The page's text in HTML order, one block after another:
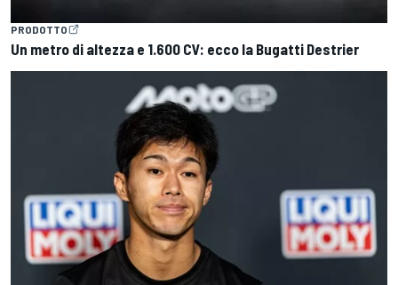
PRODOTTO
Un metro di altezza e 1.600 CV: ecco la Bugatti Destrier